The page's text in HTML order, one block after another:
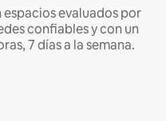
evaluados por
confiables y con un
7 días a la semana.